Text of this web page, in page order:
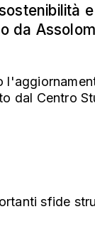
da
dal Centro
sfide